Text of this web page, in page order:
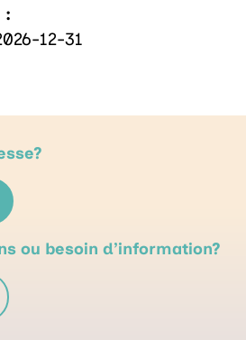
:
12-31
ou besoin d’information?